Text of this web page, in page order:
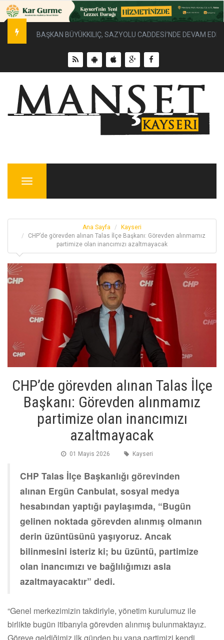
BAŞKAN BÜYÜKKILIÇ, SAZYOLU CADDESİ’NDE DEVAM
Menu
Ana Sayfa
Kayseri
CHP’de görevden alınan Talas İlçe Başkanı: Görevden alınmamız
partimize olan inancımızı azaltmayacak
CHP’de görevden alınan Talas İlçe
Başkanı: Görevden alınmamız
partimize olan inancımızı
azaltmayacak
01 Mayis 2026 Kayseri
CHP Talas İlçe Başkanlığı görevinden
alınan Ergün Canbulat, sosyal medya
hesabından yaptığı paylaşımda, “Bugün
gelinen noktada görevden alınmış olmanın
derin üzüntüsünü yaşıyoruz. Ancak
bilinmesini isteriz ki; bu üzüntü, partimize
olan inancımızı ve bağlılığımızı asla
azaltmayacaktır” dedi.
“Genel merkezimizin takdiriyle, yönetim kurulumuz ile
birlikte bugün itibarıyla görevden alınmış bulunmaktayız.
Göreve geldiğimiz ilk günden bu yana partimizi kendi